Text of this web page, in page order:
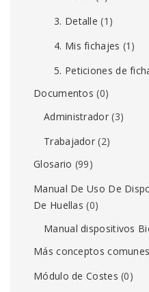
3. Detalle (1)
4. Mis fichajes (1)
5. Peticiones de
Documentos (0)
Administrador(3)
Trabajador (2)
Glosario (99)
Manual De Uso De
De Huellas (0)
Manual dispositivos
Más conceptos
Módulo de Costes (0)